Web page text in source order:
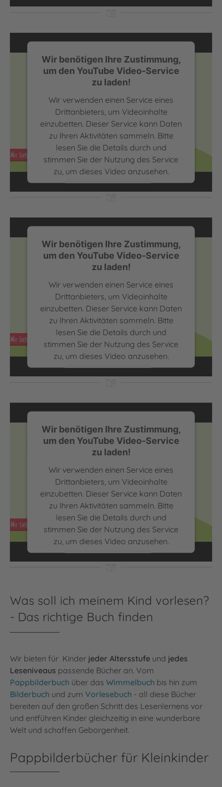
Mehr Informationen
Management Platform
Wir benötigen Ihre Zustimmung,
um den YouTube Video-Service
zu laden!
Wir verwenden einen Service eines
Drittanbieters, um Videoinhalte
einzubetten. Dieser Service kann Daten
zu Ihren Aktivitäten sammeln. Bitte
lesen Sie die Details durch und
stimmen Sie der Nutzung des Service
zu, um dieses Video anzusehen.
Mehr Informationen
Akzeptieren
Management Platform
Autor und Moderator Bernhard Hoëcker über die
Superkraft Lesen | Wir lieben lesen
Wir benötigen Ihre Zustimmung,
um den YouTube Video-Service
zu laden!
Wir verwenden einen Service eines
Drittanbieters, um Videoinhalte
einzubetten. Dieser Service kann Daten
zu Ihren Aktivitäten sammeln. Bitte
lesen Sie die Details durch und
stimmen Sie der Nutzung des Service
zu, um dieses Video anzusehen.
Mehr Informationen
Management Platform
Autor Oliver Scherz über die Superkraft Lesen | Wir
lieben lesen
Wir benötigen Ihre Zustimmung,
um den YouTube Video-Service
zu laden!
Wir verwenden einen Service eines
Drittanbieters, um Videoinhalte
einzubetten. Dieser Service kann Daten
zu Ihren Aktivitäten sammeln. Bitte
lesen Sie die Details durch und
stimmen Sie der Nutzung des Service
zu, um dieses Video anzusehen.
Mehr Informationen
powered byUsercentrics Consent
Management Platform
Autorenduo Nina George und Jens Kramer über die
Superkraft Lesen | Wir lieben lesen
Was soll ich meinem Kind vorlesen?
- Das richtige Buch finden
Wir bieten für Kinder jeder Altersstufe und jedes
Leseniveaus passende Bücher an. Vom
Pappbilderbuch über das Wimmelbuch bis hin zum
Bilderbuch und zum Vorlesebuch - all diese Bücher
bereiten auf den großen Schritt des Lesenlernens vor
und entführen Kinder gleichzeitig in eine wunderbare
Welt und schaffen Geborgenheit.
Pappbilderbücher für Kleinkinder